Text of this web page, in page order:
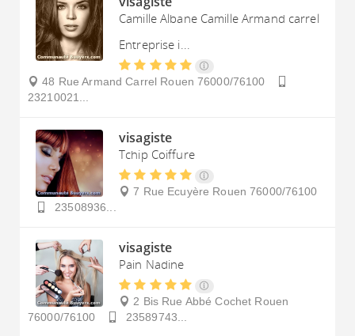
Camille Albane Camille Armand carrel
Entreprise i...
48 Rue Armand Carrel Rouen 76000/76100
23210021...
visagiste
Tchip Coiffure
7 Rue Ecuyère Rouen 76000/76100
23508936...
visagiste
Pain Nadine
2 Bis Rue Abbé Cochet Rouen
76000/76100
23589743...